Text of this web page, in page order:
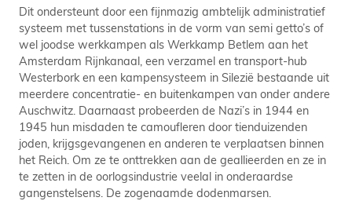
Dit ondersteunt door een fijnmazig ambtelijk administratief
systeem met tussenstations in de vorm van semi getto’s of
wel joodse werkkampen als Werkkamp Betlem aan het
Amsterdam Rijnkanaal, een verzamel en transport-hub
Westerbork en een kampensysteem in Silezië bestaande uit
meerdere concentratie- en buitenkampen van onder andere
Auschwitz. Daarnaast probeerden de Nazi’s in 1944 en
1945 hun misdaden te camoufleren door tienduizenden
joden, krijgsgevangenen en anderen te verplaatsen binnen
het Reich. Om ze te onttrekken aan de geallieerden en ze in
te zetten in de oorlogsindustrie veelal in onderaardse
gangenstelsens. De zogenaamde dodenmarsen.